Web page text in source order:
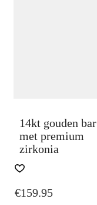
14kt gouden bar
met premium
zirkonia
€159.95